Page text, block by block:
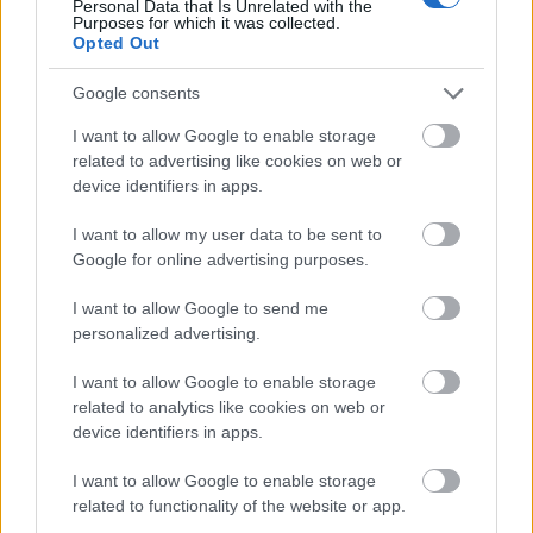
Personal Data that Is Unrelated with the
Purposes for which it was collected.
Opted Out
Google consents
I want to allow Google to enable storage
related to advertising like cookies on web or
device identifiers in apps.
I want to allow my user data to be sent to
Google for online advertising purposes.
I want to allow Google to send me
personalized advertising.
I want to allow Google to enable storage
related to analytics like cookies on web or
device identifiers in apps.
I want to allow Google to enable storage
related to functionality of the website or app.
боја и свежиот, здрав изглед на листовите од
поточарка. Растенијата растат густо по двете
страни на тесен канал обложен со камен, а
нивните заоблени листови формираат дебел
слој од вегетација сличен на тепих што се
протега во далечината. Листовите изгледаат
крцкави и малку сјајни каде што сончевата
нагласувајќи го нивниот буен раст и виталност.
се наоѓа делумно на работ на каналот.
Флексибилно црево се протега од пумпата и се
назад во каналот. Водата непречено се истура од
цревото, создавајќи мал лак пред да се прска во
течечкиот млаз подолу. Движењето на водата
делови каде што сончевата светлина ја фаќа
подвижната површина. Пумпата изгледа цврста